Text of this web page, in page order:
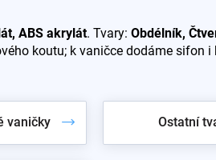
ABS akrylát. Tvary: Obdélník,
koutu; k vaničce dodáme sifon
vaničky Ostatní